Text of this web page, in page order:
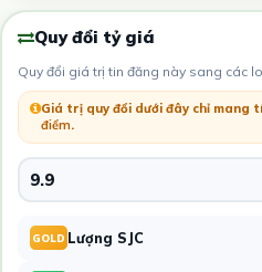
Quy đổi tỷ giá
Quy đổi giá trị tin đăng này sang các
Giá trị quy đổi dưới đây chỉ mang
điểm.
GOLD Lượng SJC